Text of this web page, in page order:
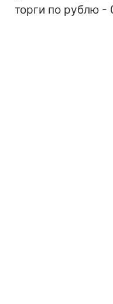
торги по рублю